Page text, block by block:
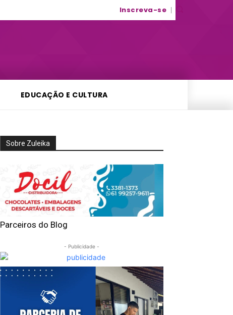
Inscreva-se
EDUCAÇÃO E CULTURA
Sobre Zuleika
Parceiros do Blog
- Publicidade -